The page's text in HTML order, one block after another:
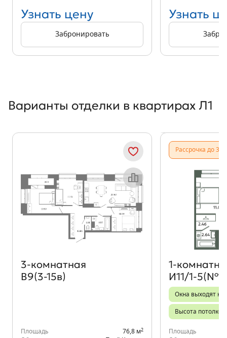
Узнать цену
Забронировать
Узнать
Варианты отделки в квартирах Л1
Объект месяца
3‑комнатная
В9(3-15в)
Площадь 76,8 м2
Рассрочка до
И11/1-
Окна выходят на
Высота
Площадь